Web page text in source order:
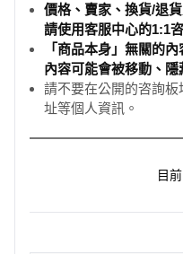
價格、賣家、換貨/退
請使用客服中心的1:1
「商品本身」無關的
內容可能會被移動、隱
請不要在公開的咨詢
址等個人資訊。
目